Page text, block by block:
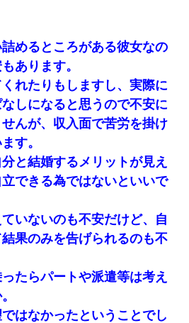
めるところがある彼女なの
あります。
れたりもしますし、実際に
しになると思うので不安に
んが、収入面で苦労を掛け
す。
と結婚するメリットが見え
できる為ではないといいで
いないのも不安だけど、自
果のみを告げられるのも不
たらパートや派遣等は考え
はなかったということでし